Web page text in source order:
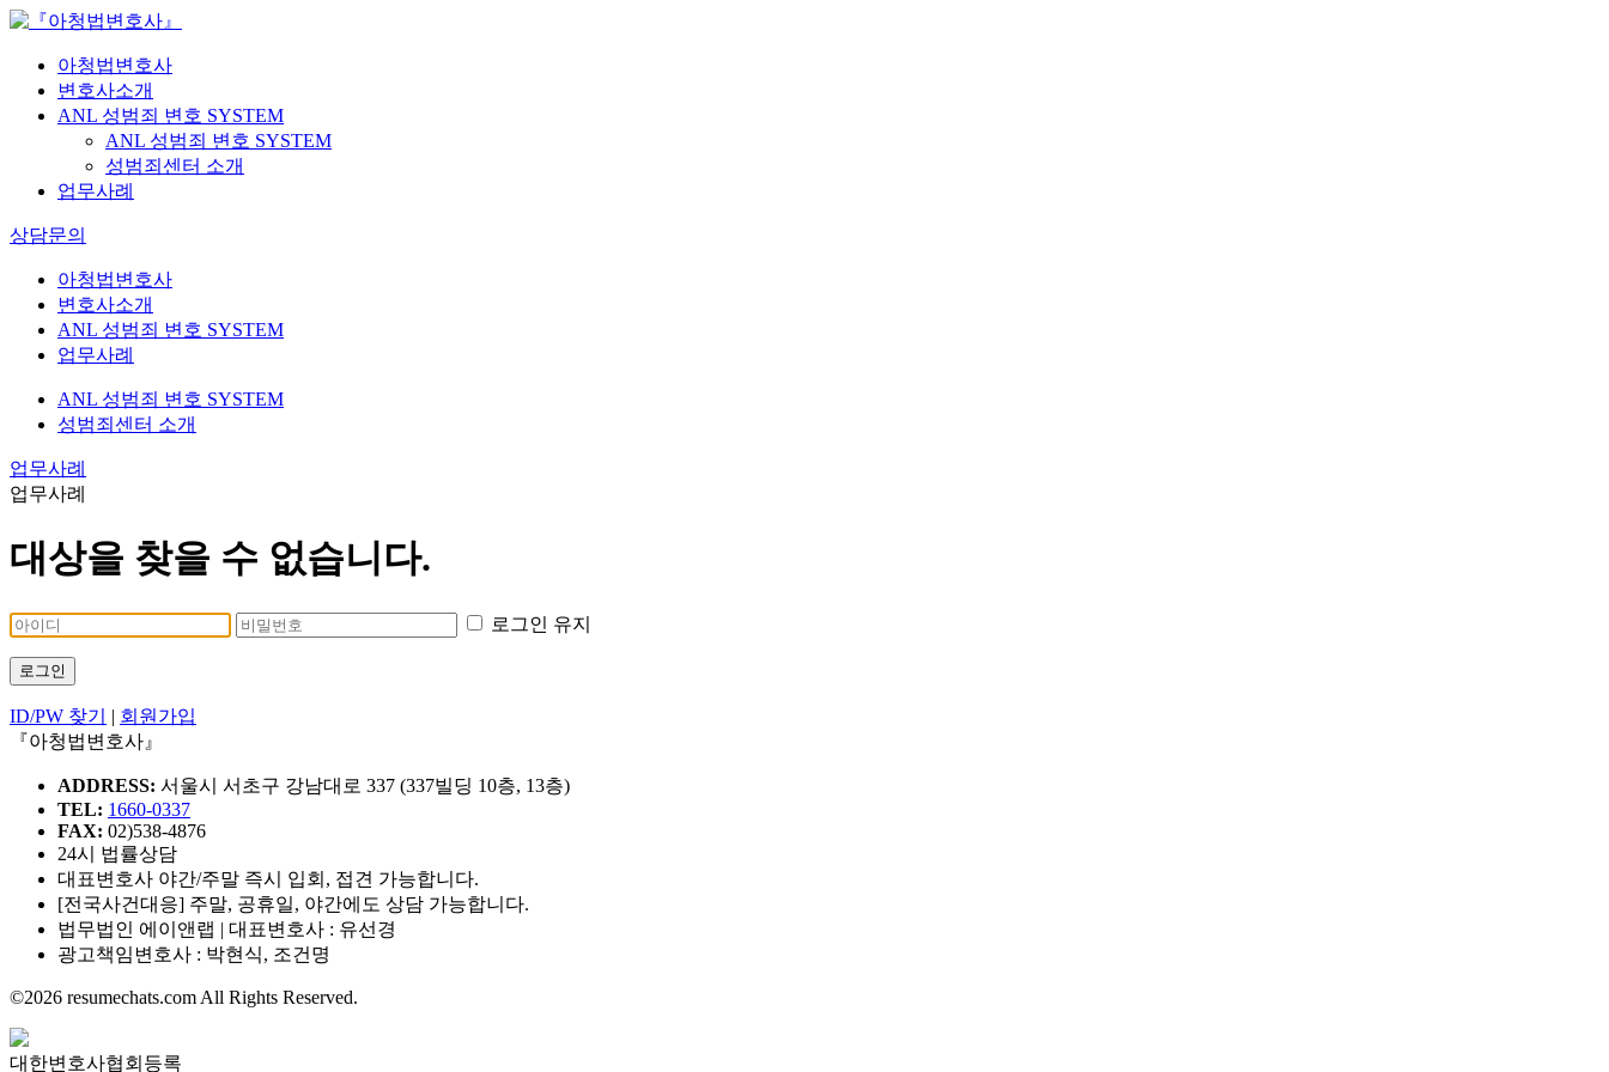
아청법변호사
변호사소개
ANL 성범죄 변호 SYSTEM
ANL 성범죄 변호 SYSTEM
성범죄센터 소개
업무사례
상담문의
아청법변호사
변호사소개
ANL 성범죄 변호 SYSTEM
업무사례
ANL 성범죄 변호 SYSTEM
성범죄센터 소개
업무사례
업무사례
대상을 찾을 수 없습니다.
로그인 유지
로그인
ID/PW 찾기 | 회원가입
『아청법변호사』
ADDRESS: 서울시 서초구 강남대로 337 (337빌딩 10층, 13층)
TEL: 1660-0337
FAX: 02)538-4876
24시 법률상담
대표변호사 야간/주말 즉시 입회, 접견 가능합니다.
[전국사건대응] 주말, 공휴일, 야간에도 상담 가능합니다.
법무법인 에이앤랩 | 대표변호사 : 유선경
광고책임변호사 : 박현식, 조건명
©2026 resumechats.com All Rights Reserved.
대한변호사협회등록